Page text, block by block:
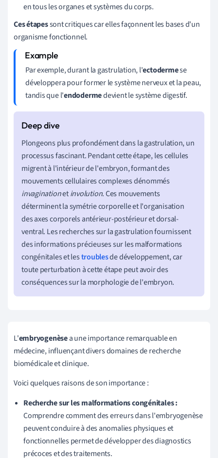
en tous les organes et systèmes du corps.
Ces étapessont critiques car elles façonnent les bases d'un
organisme fonctionnel.
Par exemple, durant la gastrulation, l'ectodermese
développera pour former le système nerveux et la peau,
tandis que l'endodermedevient le système digestif.
Plongeons plus profondément dans la gastrulation, un
processus fascinant. Pendant cette étape, les cellules
migrent à l'intérieur de l'embryon, formant des
mouvements cellulaires complexes dénommés
invaginationetinvolution. Ces mouvements
déterminent la symétrie corporelle et l'organisation
des axes corporels antérieur-postérieur et dorsal-
ventral. Les recherches sur la gastrulation fournissent
des informations précieuses sur les malformations
congénitales et lestroublesde développement, car
toute perturbation à cette étape peut avoir des
conséquences sur la morphologie de l'embryon.
L'embryogenèsea une importance remarquable en
médecine, influençant divers domaines de recherche
biomédicale et clinique.
Voici quelques raisons de son importance :
Recherche sur les malformations congénitales :
Comprendre comment des erreurs dans l'embryogenèse
peuvent conduire à des anomalies physiques et
fonctionnelles permet de développer des diagnostics
précoces et des traitements.